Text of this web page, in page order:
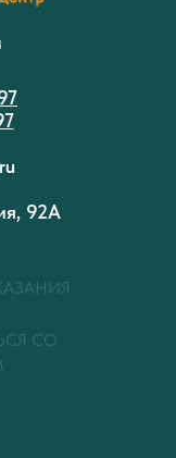
92А
СО